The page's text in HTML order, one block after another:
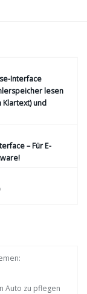
Interface
lesen
und
– Für E-
Auto zu pflegen